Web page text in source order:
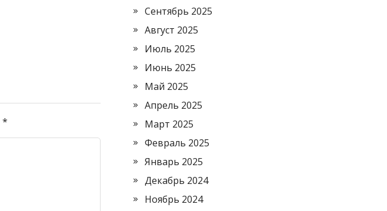
*
Сентябрь 2025
Август 2025
Июль 2025
Июнь 2025
Май 2025
Апрель 2025
Март 2025
Февраль 2025
Январь 2025
Декабрь 2024
Ноябрь 2024